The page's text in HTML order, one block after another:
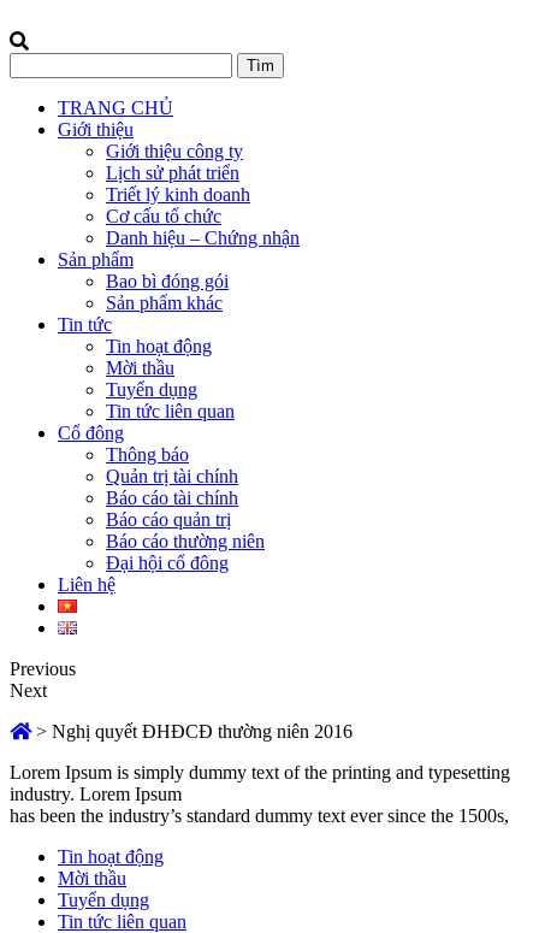
TRANG CHỦ
Giới thiệu
Giới thiệu công ty
Lịch sử phát triển
Triết lý kinh doanh
Cơ cấu tổ chức
Danh hiệu – Chứng nhận
Sản phẩm
Bao bì đóng gói
Sản phẩm khác
Tin tức
Tin hoạt động
Mời thầu
Tuyển dụng
Tin tức liên quan
Cổ đông
Thông báo
Quản trị tài chính
Báo cáo tài chính
Báo cáo quản trị
Báo cáo thường niên
Đại hội cổ đông
Liên hệ
Previous
Next
> Nghị quyết ĐHĐCĐ thường niên 2016
Lorem Ipsum is simply dummy text of the printing and typesetting
industry. Lorem Ipsum
has been the industry’s standard dummy text ever since the 1500s,
Tin hoạt động
Mời thầu
Tuyển dụng
Tin tức liên quan